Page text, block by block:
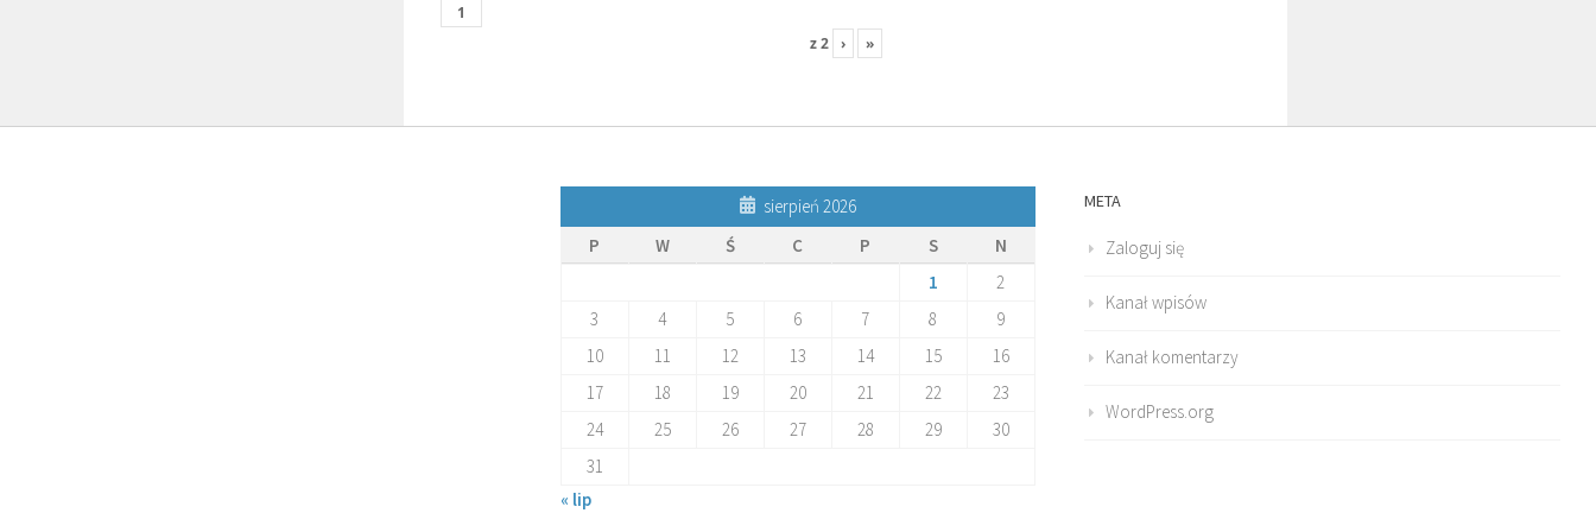
z2 › »
sierpień 2026
P
W Ś C P S
N
1
2
3
4 5 6 7 8
9
10
11 12 13 14 15
16
17
18 19 20 21 22
23
24
25 26 27 28 29
30
31
« lip
META
Zaloguj się
Kanał wpisów
Kanał komentarzy
WordPress.org